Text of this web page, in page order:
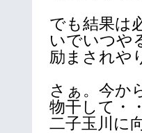
でも結果は
いでいつや
励まされや
さぁ。今か
物干して・
二子玉川に